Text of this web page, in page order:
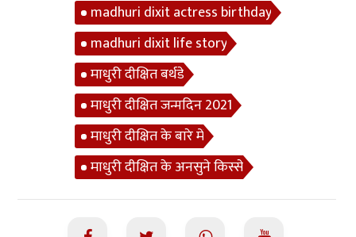
madhuri dixit actress birthday
madhuri dixit life story
माधुरी दीक्षित बर्थडे
माधुरी दीक्षित जन्मदिन 2021
माधुरी दीक्षित के बारे में
माधुरी दीक्षित के अनसुने किस्से